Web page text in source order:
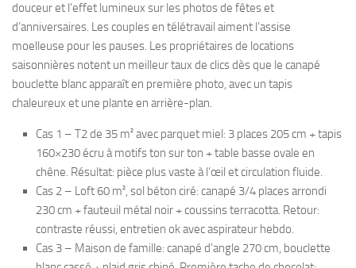
douceur et l’effet lumineux sur les photos de fêtes et
d’anniversaires. Les couples en télétravail aiment l’assise
moelleuse pour les pauses. Les propriétaires de locations
saisonnières notent un meilleur taux de clics dès que le canapé
bouclette blanc apparaît en première photo, avec un tapis
chaleureux et une plante en arrière-plan.
Cas 1 – T2 de 35 m² avec parquet miel: 3 places 205 cm + tapis
160×230 écru à motifs ton sur ton + table basse ovale en
chêne. Résultat: pièce plus vaste à l’œil et circulation fluide.
Cas 2 – Loft 60 m², sol béton ciré: canapé 3/4 places arrondi
230 cm + fauteuil métal noir + coussins terracotta. Retour:
contraste réussi, entretien ok avec aspirateur hebdo.
Cas 3 – Maison de famille: canapé d’angle 270 cm, bouclette